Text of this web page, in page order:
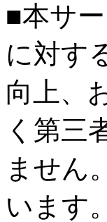
■本サ
に対す
向上、
く第三
ません
います。